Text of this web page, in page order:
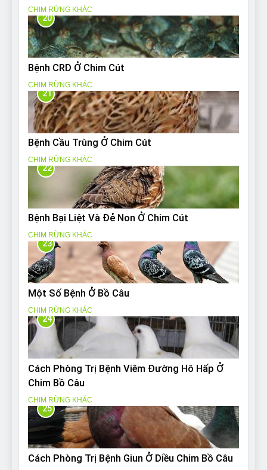
CHIM RỪNG KHÁC
20
Bệnh CRD Ở Chim Cút
CHIM RỪNG KHÁC
21
Bệnh Cầu Trùng Ở Chim Cút
CHIM RỪNG KHÁC
22
Bệnh Bại Liệt Và Đẻ Non Ở Chim Cút
CHIM RỪNG KHÁC
23
Một Số Bệnh Ở Bồ Câu
CHIM RỪNG KHÁC
24
Cách Phòng Trị Bệnh Viêm Đường Hô Hấp Ở
Chim Bồ Câu
CHIM RỪNG KHÁC
25
Cách Phòng Trị Bệnh Giun Ở Diều Chim Bồ Câu